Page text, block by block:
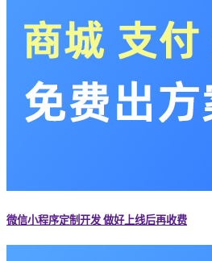
微信小程序定制开发 做好上线后再收费